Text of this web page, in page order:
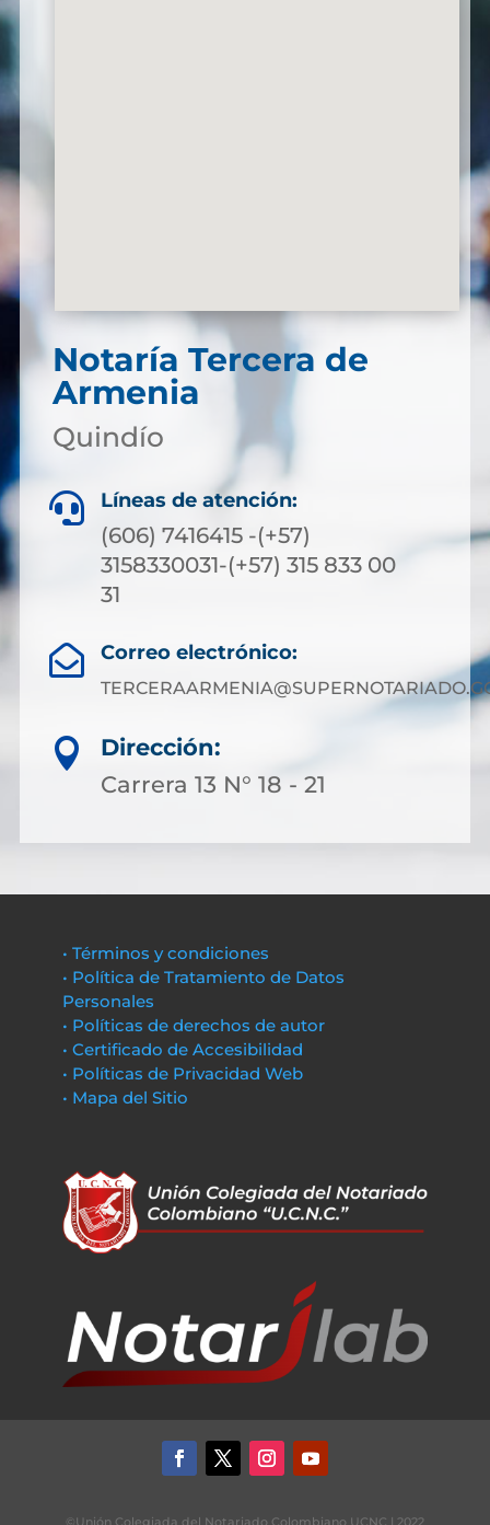
Notaría Tercera de
Armenia
Quindío
 Líneas de atención:
(606) 7416415 -(+57)
3158330031-(+57) 315 833 00
31
 Correo electrónico:

Dirección:
Carrera 13 N° 18 - 21
• Términos y condiciones
• Política de Tratamiento de Datos
Personales
• Políticas de derechos de autor
• Certificado de Accesibilidad
• Políticas de Privacidad Web
• Mapa del Sitio